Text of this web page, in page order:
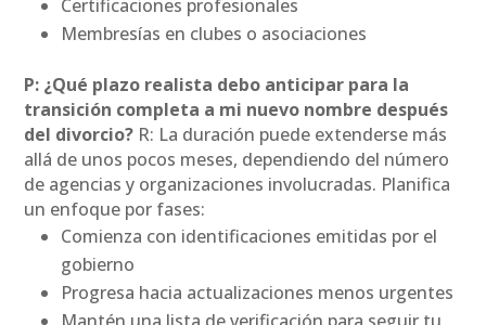
Certificaciones profesionales
Membresías en clubes o asociaciones
P: ¿Qué plazo realista debo anticipar para la
transición completa a mi nuevo nombre después
del divorcio? R: La duración puede extenderse más
allá de unos pocos meses, dependiendo del número
de agencias y organizaciones involucradas. Planifica
un enfoque por fases:
Comienza con identificaciones emitidas por el
gobierno
Progresa hacia actualizaciones menos urgentes
Mantén una lista de verificación para seguir tu